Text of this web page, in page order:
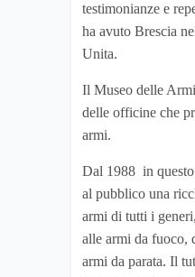
testimonianze e
ha avuto Brescia
Unita.
Il Museo delle
delle officine che
armi.
Dal 1988 in questo
al pubblico una
armi di tutti i
alle armi da fuoco,
armi da parata. Il